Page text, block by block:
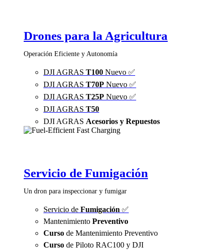
Drones para la Agricultura
Operación Eficiente y Autonomía
DJI AGRAS T100 Nuevo ✅
DJI AGRAS T70P Nuevo ✅
DJI AGRAS T25P Nuevo ✅
DJI AGRAS T50
DJI AGRAS Acesorios y Repuestos
Servicio de Fumigación
Un dron para inspeccionar y fumigar
Servicio de Fumigación ✅
Mantenimiento Preventivo
Curso de Mantenimiento Preventivo
Curso de Piloto RAC100 y DJI